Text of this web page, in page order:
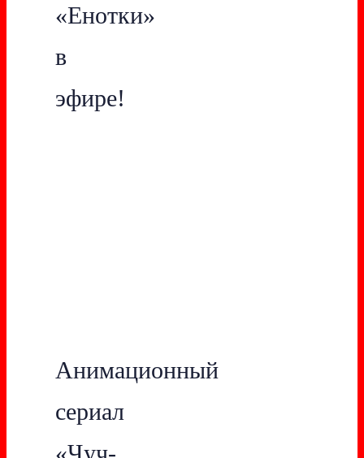
«Енотки»
в
эфире!
Анимационный
сериал
«Чуч-